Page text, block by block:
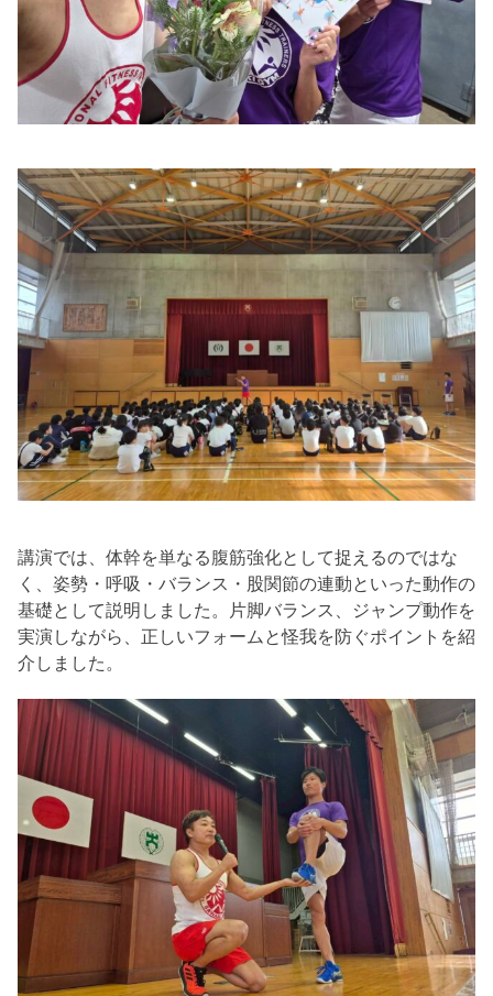
講演では、体幹を単なる腹筋強化として捉えるのではな
く、姿勢・呼吸・バランス・股関節の連動といった動作の
基礎として説明しました。片脚バランス、ジャンプ動作を
実演しながら、正しいフォームと怪我を防ぐポイントを紹
介しました。